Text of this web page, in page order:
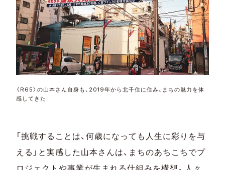
〈R65〉の山本さん自身も、2019年から北千住に住み、まちの魅力を体
感してきた
「挑戦することは、何歳になっても人生に彩りを与
える」と実感した山本さんは、まちのあちこちでプ